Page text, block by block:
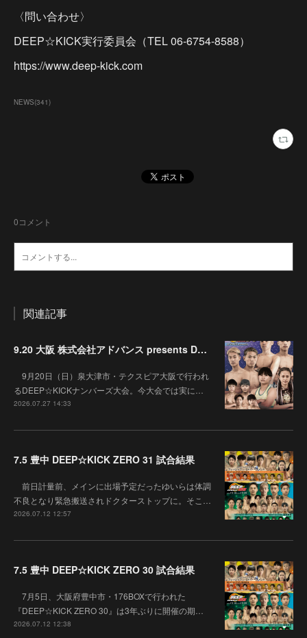
〈問い合わせ〉
DEEP☆KICK実行委員会（TEL 06-6754-8588）
https://www.deep-kick.com
NEWS(341)
0コメント
関連記事
9.20 大阪 株式会社アドバンス presents DEEP☆KICK 79･80 7月の準決勝を勝ち抜いた6名による-53kg･-65kg･QUEEN-46kgと3つの王座決定戦の開催が決定！
9月20日（日）泉大津市・テクスピア大阪で行われ
るDEEP☆KICKナンバーズ大会。今大会では実に…
2026.07.27 14:33
7.5 豊中 DEEP☆KICK ZERO 31 試合結果
前日計量前、メインに出場予定だったゆいらは体調
不良となり緊急搬送されドクターストップに。そこ…
2026.07.12 12:57
7.5 豊中 DEEP☆KICK ZERO 30 試合結果
7月5日、大阪府豊中市・176BOXで行われた
『DEEP☆KICK ZERO 30』は3年ぶりに開催の期…
2026.07.12 12:38